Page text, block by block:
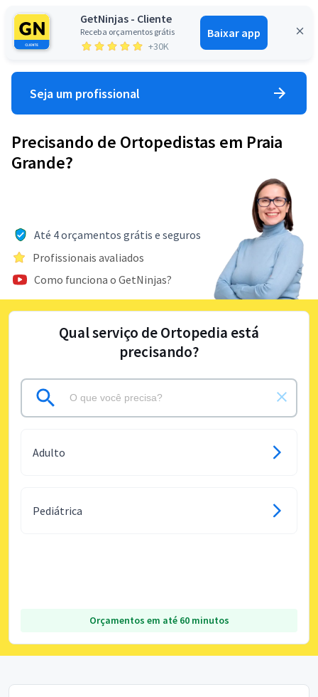
GetNinjas - Cliente
Receba orçamentos grátis
+30K
Baixar app
Entrar
Seja um profissional
Precisando de Ortopedistas em Praia
Grande?
Até 4 orçamentos grátis e seguros
Profissionais avaliados
Como funciona o GetNinjas?
Qual serviço de Ortopedia está
precisando?
Adulto
Pediátrica
Orçamentos em até 60 minutos